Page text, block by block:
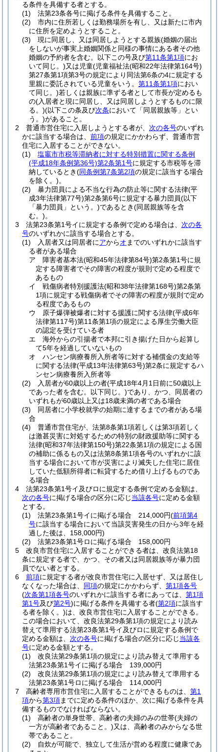
る条件を具備する者とする。
(1)
法第23条各号に掲げる条件を具備すること。
(2)
市内に住所若しくは勤務場所を有し、又は新たに市内
に住所を定めようとすること。
(3)
現に同居し、又は同居しようとする親族(婚姻の届出
をしないが事実上婚姻関係と同様の事情にある者その他
婚姻の予約者を含む。以下この号及び第11条第1項にお
いて同じ。)又は児童(児童福祉法(昭和22年法律第164号)
第27条第1項第3号の規定により同法第6条の4に規定する
里親に委託されている児童をいう。 第11条第1項におい
て同じ。)若しくは親族に準ずる者として市長が定めるも
の(入居者と現に同居し、又は同居しようとするものに限
る。)(以下この条及び次条において「同居親族等」とい
う。)があること。
2
普通市営住宅に入居しようとする者が、 次の各号のいずれ
かに該当する場合は、 前項の規定にかかわらず、普通市営
住宅に入居することができない。
(1)
塩竈市市税等滞納者に対する特別措置に関する条例
(平成18年条例第36号)第2条第1号に規定する市税等を滞
納しているとき(同条例第7条第2項の規定に該当する場合
を除く。)。
(2)
暴力団員による不当な行為の防止等に関する法律(平
成3年法律第77号)第2条第6号に規定する暴力団員(以下
「暴力団員」という。)であるとき(同居親族等を含
む。)。
3
法第23条第1号イに規定する条例で定める場合は、 次の各
号のいずれかに該当する場合とする。
(1)
入居者又は同居者にアからオ までのいずれかに該当す
る者がある場合
ア
障害者基本法(昭和45年法律第84号)第2条第1号に規
定する障害者でその障害の程度が規則で定める程度で
あるもの
イ
戦傷病者特別援護法(昭和38年法律第168号)第2条第
1項に規定する戦傷病者でその障害の程度が規則で定め
る程度であるもの
ウ
原子爆弾被爆者に対する援護に関する法律(平成6年
法律第117号)第11条第1項の規定による厚生労働大臣
の認定を受けている者
エ
海外からの引揚者で本邦に引き揚げた日から起算し
て5年を経過していないもの
オ
ハンセン病療養所入所者等に対する補償金の支給等
に関する法律(平成13年法律第63号)第2条に規定するハ
ンセン病療養所入所者等
(2)
入居者が60歳以上の者(平成18年4月1日前に50歳以上
であった者を含む。以下同じ。)であり、かつ、同居者の
いずれもが60歳以上又は18歳未満の者である場合
(3)
同居者に小学校就学の始期に達するまでの者がある場
合
(4)
普通市営住宅が、法第8条第1項若しくは第3項若しく
は激甚災害に対処するための特別の財政援助等に関する
法律(昭和37年法律第150号)第22条第1項の規定による国
の補助に係るもの又は法第8条第1項各号のいずれかに該
当する場合において市が災害により滅失した住宅に居住
していた低額所得者に転貸するため借り上げるものであ
る場合
4
法第23条第1号イ及びロに規定する条例で定める金額は、
次の各号に掲げる場合の区分に応じ当該各号に定める金額
とする。
(1)
法第23条第1号イに掲げる場合 214,000円(前項第4
号に該当する場合において当該災害発生の日から3年を経
過した後は、158,000円)
(2)
法第23条第1号ロに掲げる場合 158,000円
5
改良市営住宅に入居することができる者は、改良法第18
条に規定する者で、かつ、その者又は同居親族等が暴力団
員でない者とする。
6
前項に規定する者が改良市営住宅に入居せず、又は居住し
なくなった場合は、 同項の規定にかかわらず、 第1項各号
(次条第1項各号のいずれかに該当する者にあっては、 第1項
第1号及び第2号)に掲げる条件を具備する者(第2項に該当す
る者を除く。)は、改良市営住宅に入居することができる。
この場合において、改良法第29条第1項の規定により読み
替えて準用する法第23条第1号イ及びロに規定する条例で
定める金額は、 次の各号に掲げる場合の区分に応じ当該各
号に定める金額とする。
(1)
改良法第29条第1項の規定により読み替えて準用する
法第23条第1号イに掲げる場合 139,000円
(2)
改良法第29条第1項の規定により読み替えて準用する
法第23条第1号ロに掲げる場合 114,000円
7
高齢者専用市営住宅に入居することができるものは、 第1
項から第3項までに定める条件のほか、次に掲げる条件を具
備するものでなければならない。
(1)
高齢者の単身世帯、高齢者の夫婦のみの世帯(夫婦の
一方が高齢者であること。)又は、高齢者のみからなる世
帯であること。
(2)
自炊が可能で、独立して生活が営める程度に健康であ